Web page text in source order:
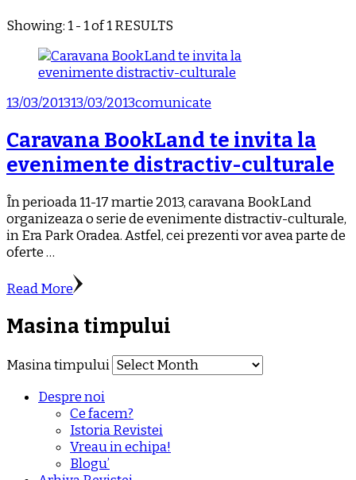
Showing: 1 - 1 of 1 RESULTS
13/03/201313/03/2013comunicate
Caravana BookLand te invita la
evenimente distractiv-culturale
În perioada 11-17 martie 2013, caravana BookLand
organizeaza o serie de evenimente distractiv-culturale,
in Era Park Oradea. Astfel, cei prezenti vor avea parte de
oferte …
Read More
Masina timpului
Masina timpului
Despre noi
Ce facem?
Istoria Revistei
Vreau in echipa!
Blogu’